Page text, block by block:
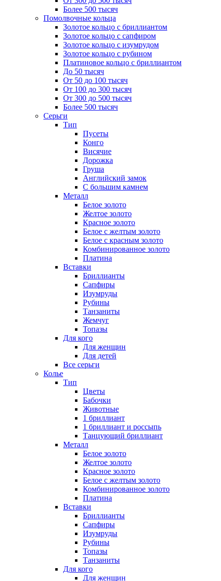
Более 500 тысяч
Помолвочные кольца
Золотое кольцо с бриллиантом
Золотое кольцо с сапфиром
Золотое кольцо с изумрудом
Золотое кольцо с рубином
Платиновое кольцо с бриллиантом
До 50 тысяч
От 50 до 100 тысяч
От 100 до 300 тысяч
От 300 до 500 тысяч
Более 500 тысяч
Серьги
Тип
Пусеты
Конго
Висячие
Дорожка
Груша
Английский замок
С большим камнем
Металл
Белое золото
Желтое золото
Красное золото
Белое с желтым золото
Белое с красным золото
Комбинированное золото
Платина
Вставки
Бриллианты
Сапфиры
Изумруды
Рубины
Танзаниты
Жемчуг
Топазы
Для кого
Для женщин
Для детей
Все серьги
Колье
Тип
Цветы
Бабочки
Животные
1 бриллиант
1 бриллиант и россыпь
Танцующий бриллиант
Металл
Белое золото
Желтое золото
Красное золото
Белое с желтым золото
Комбинированное золото
Платина
Вставки
Бриллианты
Сапфиры
Изумруды
Рубины
Топазы
Танзаниты
Для кого
Для женщин